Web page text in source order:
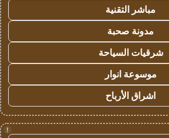
مباشر التقنية
مدونة صحبة
شرقيات السياحة
موسوعة انوار
اشراق الأرباح
!